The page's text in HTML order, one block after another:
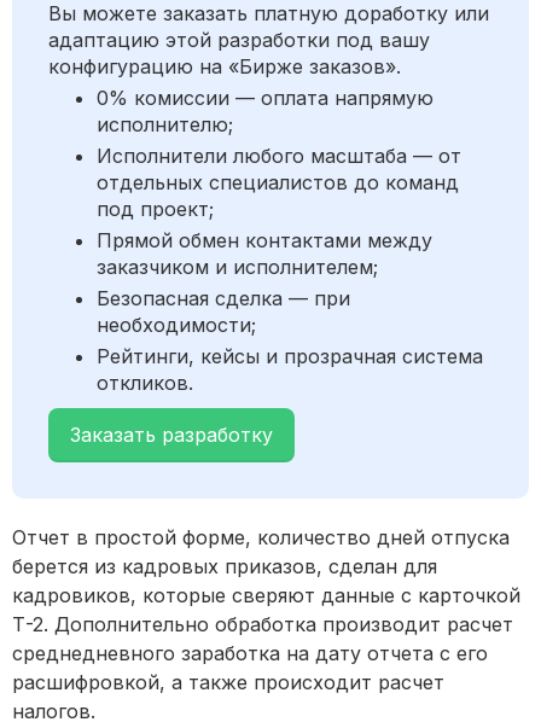
Вы можете заказать платную доработку или
адаптацию этой разработки под вашу
конфигурацию на «Бирже заказов».
0% комиссии — оплата напрямую
исполнителю;
Исполнители любого масштаба — от
отдельных специалистов до команд
под проект;
Прямой обмен контактами между
заказчиком и исполнителем;
Безопасная сделка — при
необходимости;
Рейтинги, кейсы и прозрачная система
откликов.
Заказать разработку
Отчет в простой форме, количество дней отпуска
берется из кадровых приказов, сделан для
кадровиков, которые сверяют данные с карточкой
Т-2. Дополнительно обработка производит расчет
среднедневного заработка на дату отчета с его
расшифровкой, а также происходит расчет
налогов.